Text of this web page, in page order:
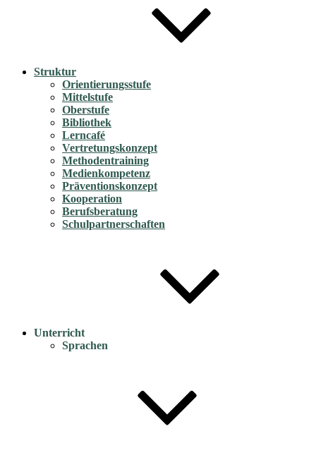
Struktur
Orientierungsstufe
Mittelstufe
Oberstufe
Bibliothek
Lerncafé
Vertretungskonzept
Methodentraining
Medienkompetenz
Präventionskonzept
Kooperation
Berufsberatung
Schulpartnerschaften
Unterricht
Sprachen